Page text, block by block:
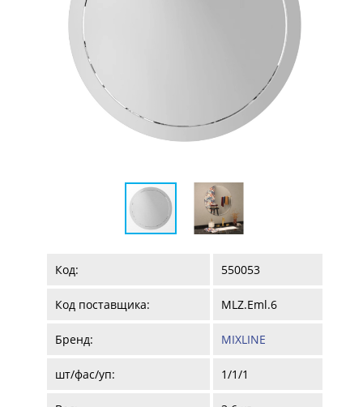
Код: 550053
Код поставщика: MLZ.Eml.6
Бренд: MIXLINE
шт/фас/уп: 1/1/1